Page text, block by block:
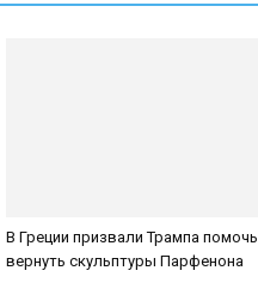
В Греции призвали Трампа помочь
вернуть скульптуры Парфенона